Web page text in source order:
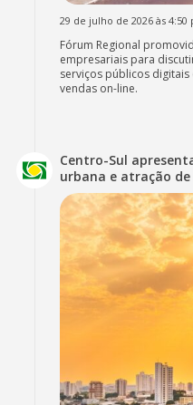
29 de julho de 2026 às 4:50
Fórum Regional
empresariais para
serviços públicos
vendas on-line.
Centro-Sul
urbana e atração